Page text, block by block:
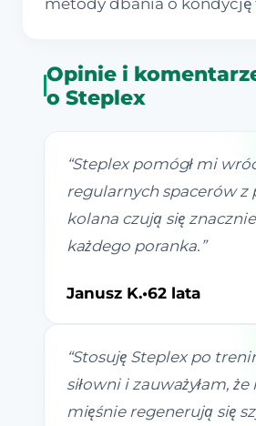
metody dbania o kondycję
Opinie i
o Steplex
“Steplex pomógł mi
regularnych spacerów z
kolana czują się
każdego poranka. ”
Janusz K.•62 lata
“Stosuję Steplex po
siłowni i zauważyłam,
mięśnie regenerują się